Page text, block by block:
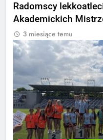
Radomscy
Akademickich
3 miesiące temu